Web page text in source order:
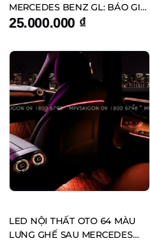
MERCEDES BENZ GL: BÁO GIÁ
MỚI NHẤT
25.000.000 ₫
LED NỘI THẤT OTO 64 MÀU
LƯNG GHẾ SAU MERCEDES